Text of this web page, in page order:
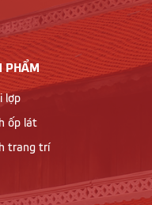
PHẨM
lợp
ốp lát
trang trí